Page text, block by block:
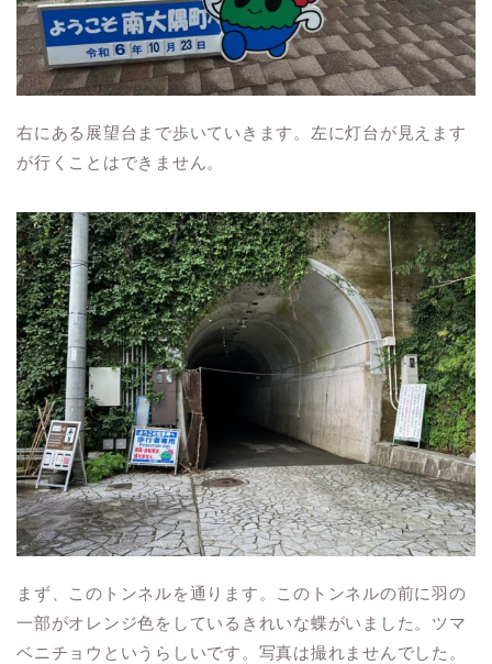
右にある展望台まで歩いていきます。左に灯台が見えます
が行くことはできません。
まず、このトンネルを通ります。このトンネルの前に羽の
一部がオレンジ色をしているきれいな蝶がいました。ツマ
ベニチョウというらしいです。写真は撮れませんでした。